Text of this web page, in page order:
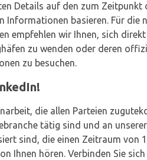
Details auf den zum Zeitpunkt
Informationen basieren. Für die
empfehlen wir Ihnen, sich
zu wenden oder deren
zu besuchen.
die allen Parteien
tätig sind und an unserer
sind, die einen Zeitraum von
Ihnen hören. Verbinden Sie